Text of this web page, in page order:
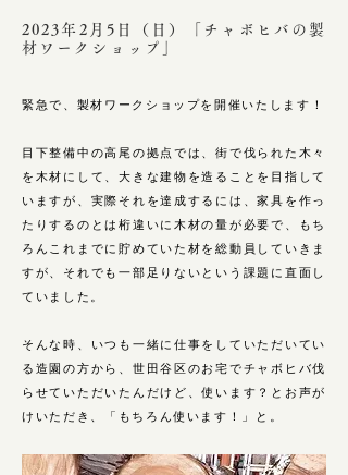
2023年2月5日（日）「チャボヒバの製
材ワークショップ」
緊急で、製材ワークショップを開催いたします！
目下整備中の高尾の拠点では、街で伐られた木々
を木材にして、大きな建物を造ることを目指して
いますが、実際それを達成するには、家具を作っ
たりするのとは桁違いに木材の量が必要で、もち
ろんこれまでに貯めていた材を総動員していきま
すが、それでも一部足りないという課題に直面し
ていました。
そんな時、いつも一緒に仕事をしていただいてい
る造園の方から、世田谷区のお宅でチャボヒバ伐
らせていただいたんだけど、使います？とお声が
けいただき、「もちろん使います！」と。